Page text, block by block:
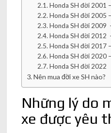
Honda SH đời 2001
Honda SH đời 2005
Honda SH đời 2009
Honda SH đời 2012
Honda SH đời 2017
Honda SH đời 2020
Honda SH đời 2022
Nên mua đời xe SH nào?
Những lý do
xe được yêu